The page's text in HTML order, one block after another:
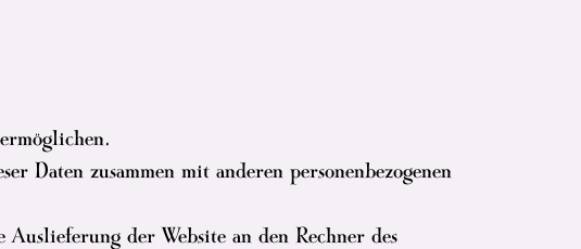
Daten zusammen mit anderen personenbezogenen
der Website an den Rechner des